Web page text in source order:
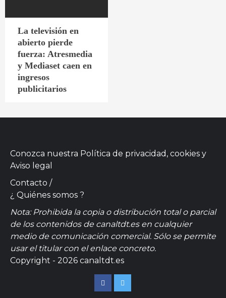
La televisión en
abierto pierde
fuerza: Atresmedia
y Mediaset caen en
ingresos
publicitarios
Conozca nuestra Política de privacidad, cookies y
Aviso legal
Contacto /
¿ Quiénes somos ?
Nota: Prohibida la copia o distribución total o parcial
de los contenidos de canaltdt.es en cualquier
medio de comunicación comercial. Sólo se permite
usar el titular con el enlace concreto.
Copyright - 2026 canaltdt.es
FacebookTwitter